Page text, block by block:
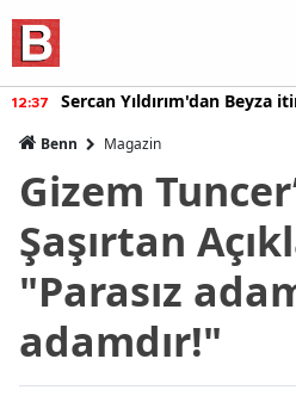
12:37 Sercan Yıldırım'dan Beyza
Benn Magazin
Gizem
Şaşırtan
"Parasız
adamdır!"